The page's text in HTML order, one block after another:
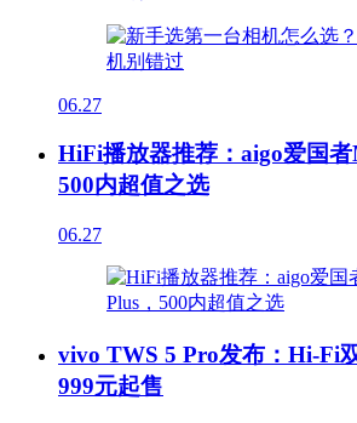
06.27
HiFi播放器推荐：aigo爱国者
500内超值之选
06.27
vivo TWS 5 Pro发布：Hi-Fi
999元起售